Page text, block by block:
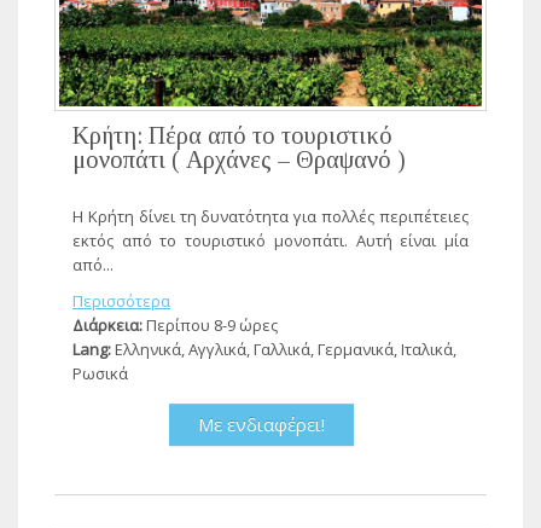
Κρήτη: Πέρα από το τουριστικό
μονοπάτι ( Αρχάνες – Θραψανό )
Η Κρήτη δίνει τη δυνατότητα για πολλές περιπέτειες
εκτός από το τουριστικό μονοπάτι. Αυτή είναι μία
από...
Περισσότερα
Διάρκεια:Περίπου 8-9 ώρες
Lang:Ελληνικά, Αγγλικά, Γαλλικά, Γερμανικά, Ιταλικά,
Ρωσικά
Με ενδιαφέρει!